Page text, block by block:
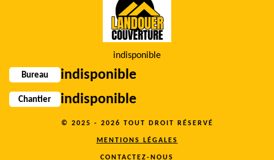
indisponible
Bureau indisponible
Chantier indisponible
© 2025 - 2026 TOUT DROIT RÉSERVÉ
MENTIONS LÉGALES
CONTACTEZ-NOUS